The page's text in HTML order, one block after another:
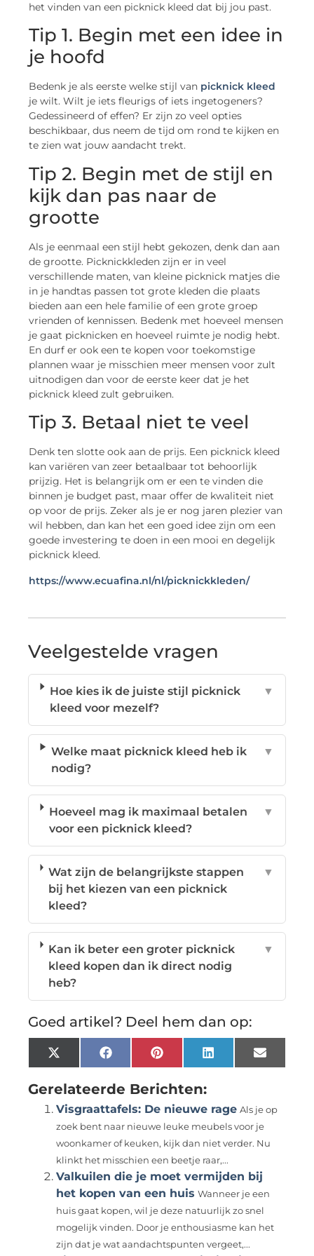
het vinden van een picknick kleed dat bij jou past.
Tip 1. Begin met een idee in
je hoofd
Bedenk je als eerste welke stijl van picknick kleed
je wilt. Wilt je iets fleurigs of iets ingetogeners?
Gedessineerd of effen? Er zijn zo veel opties
beschikbaar, dus neem de tijd om rond te kijken en
te zien wat jouw aandacht trekt.
Tip 2. Begin met de stijl en
kijk dan pas naar de
grootte
Als je eenmaal een stijl hebt gekozen, denk dan aan
de grootte. Picknickkleden zijn er in veel
verschillende maten, van kleine picknick matjes die
in je handtas passen tot grote kleden die plaats
bieden aan een hele familie of een grote groep
vrienden of kennissen. Bedenk met hoeveel mensen
je gaat picknicken en hoeveel ruimte je nodig hebt.
En durf er ook een te kopen voor toekomstige
plannen waar je misschien meer mensen voor zult
uitnodigen dan voor de eerste keer dat je het
picknick kleed zult gebruiken.
Tip 3. Betaal niet te veel
Denk ten slotte ook aan de prijs. Een picknick kleed
kan variëren van zeer betaalbaar tot behoorlijk
prijzig. Het is belangrijk om er een te vinden die
binnen je budget past, maar offer de kwaliteit niet
op voor de prijs. Zeker als je er nog jaren plezier van
wil hebben, dan kan het een goed idee zijn om een
goede investering te doen in een mooi en degelijk
picknick kleed.
https://www.ecuafina.nl/nl/picknickkleden/
Veelgestelde vragen
Hoe kies ik de juiste stijl picknick
kleed voor mezelf?
▼
Welke maat picknick kleed heb ik
nodig?
▼
Hoeveel mag ik maximaal betalen
voor een picknick kleed?
▼
Wat zijn de belangrijkste stappen
bij het kiezen van een picknick
kleed?
▼
Kan ik beter een groter picknick
kleed kopen dan ik direct nodig
heb?
▼
Goed artikel? Deel hem dan op:
X
(Twitter)
FacebookPinterestLinkedInEmail
Gerelateerde Berichten:
Visgraattafels: De nieuwe rage Als je op
zoek bent naar nieuwe leuke meubels voor je
woonkamer of keuken, kijk dan niet verder. Nu
klinkt het misschien een beetje raar,...
Valkuilen die je moet vermijden bij
het kopen van een huis Wanneer je een
huis gaat kopen, wil je deze natuurlijk zo snel
mogelijk vinden. Door je enthousiasme kan het
zijn dat je wat aandachtspunten vergeet,...